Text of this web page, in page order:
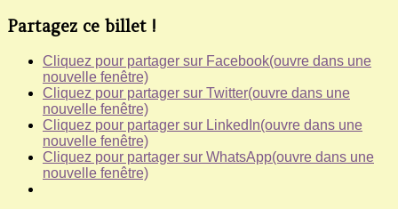
Partagez ce billet !
Cliquez pour partager sur Facebook(ouvre dans une
nouvelle fenêtre)
Cliquez pour partager sur Twitter(ouvre dans une
nouvelle fenêtre)
Cliquez pour partager sur LinkedIn(ouvre dans une
nouvelle fenêtre)
Cliquez pour partager sur WhatsApp(ouvre dans une
nouvelle fenêtre)